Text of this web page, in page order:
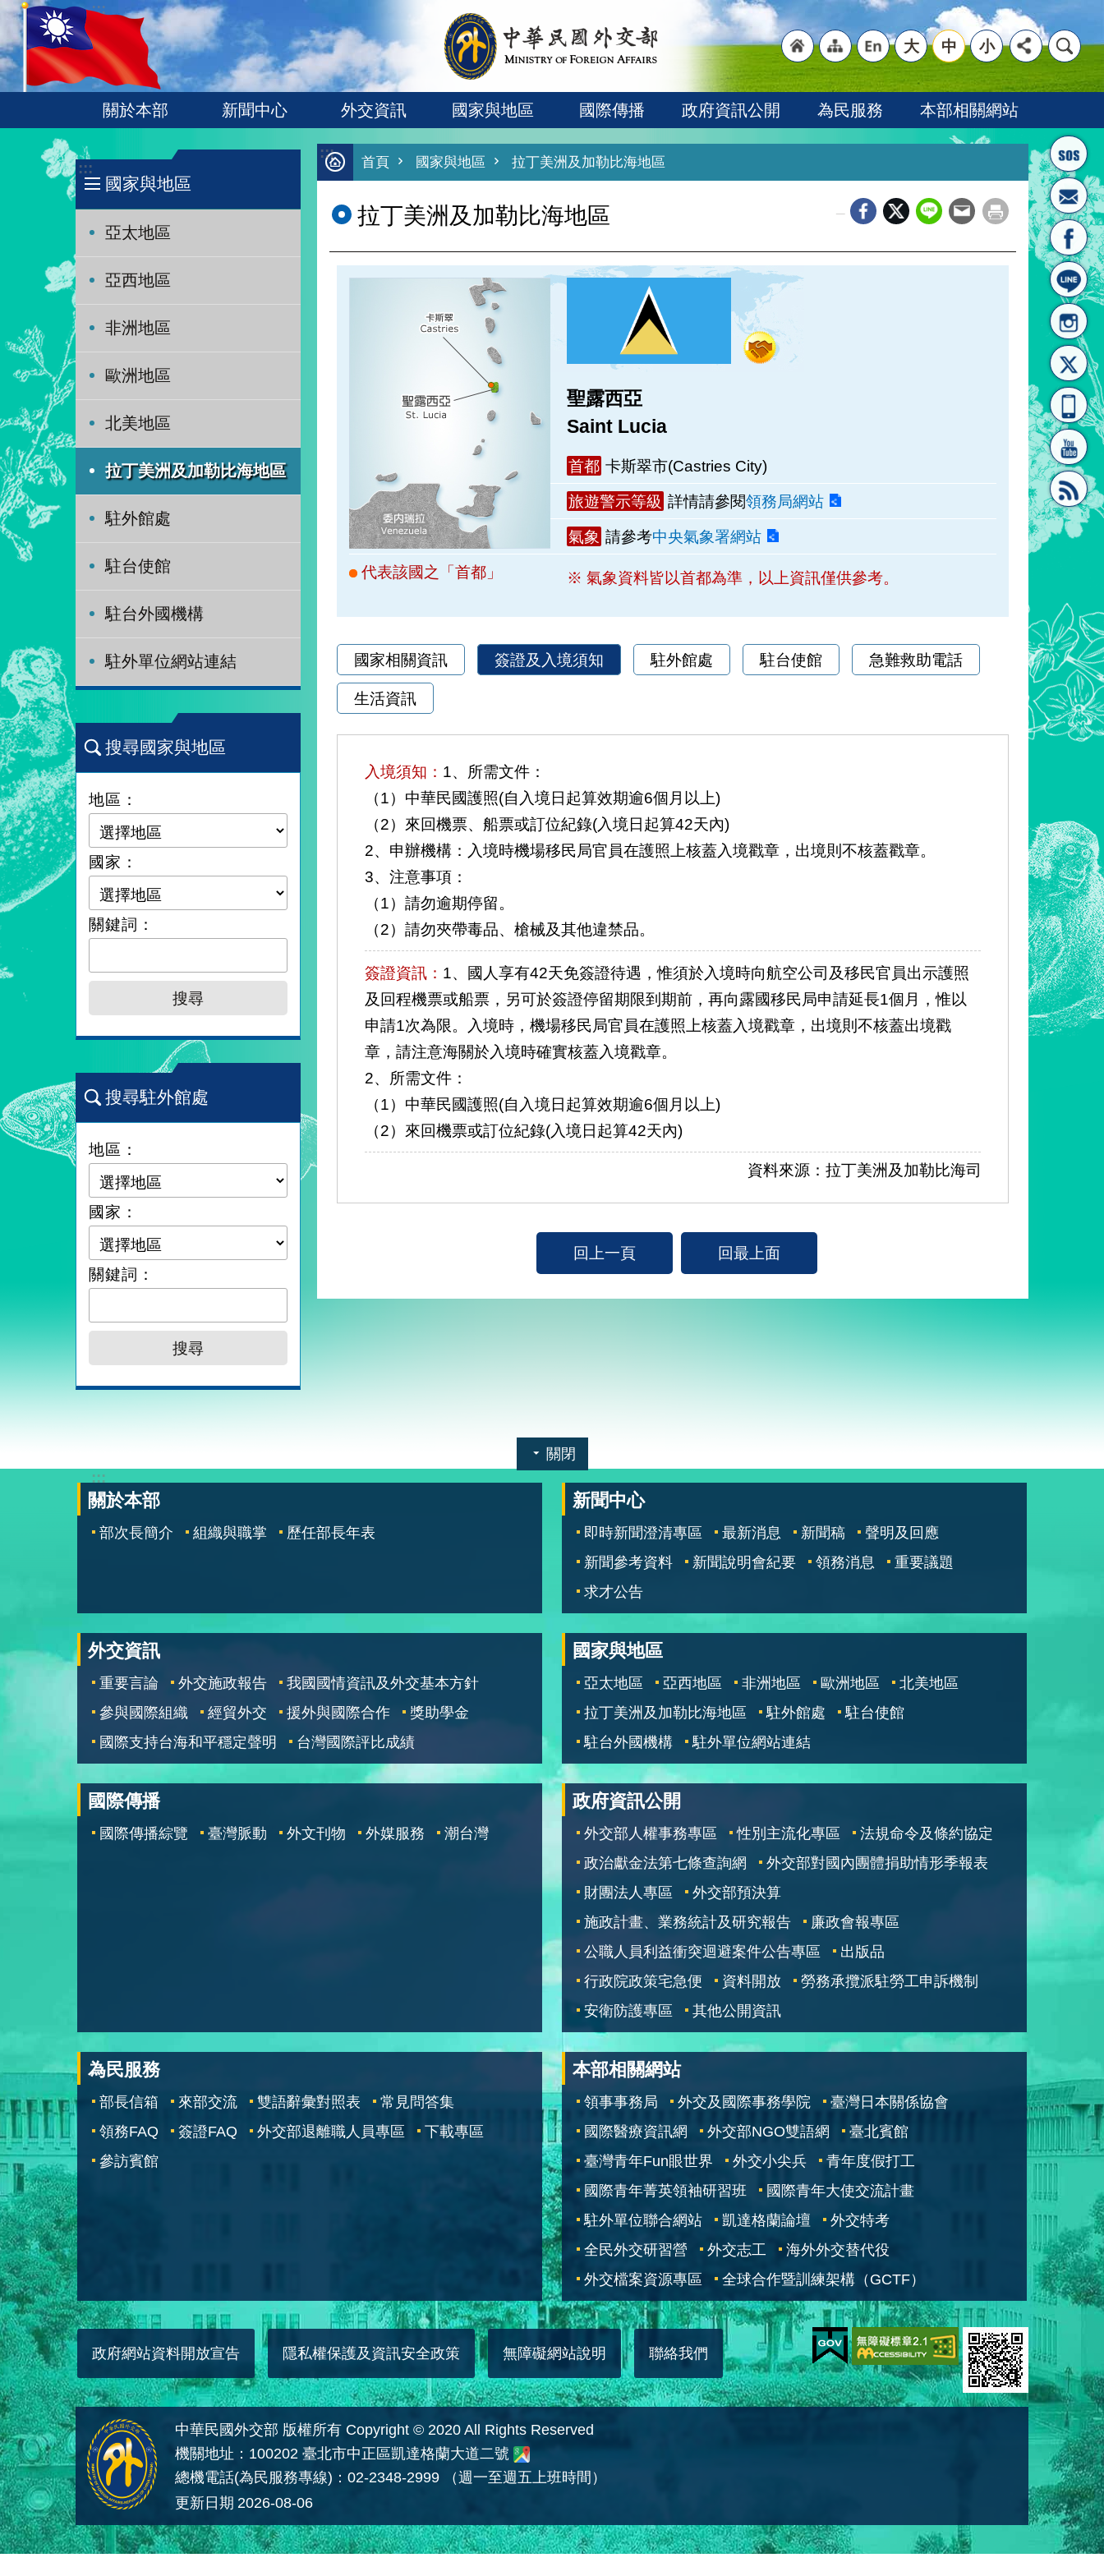
跳到主要內容區塊
:::
首頁
"網
站導
"英
文語
大 中 小
關於本部 新聞中心 外交資訊 國家與地區 國際傳播 政府資訊公開 為民服務 本部相關網站
:::
國家與地區
亞太地區
亞西地區
非洲地區
歐洲地區
北美地區
拉丁美洲及加勒比海地區
駐外館處
駐台使館
駐台外國機構
駐外單位網站連結
搜尋國家與地區
地區：
國家：
關鍵詞：
搜尋駐外館處
地區：
國家：
關鍵詞：
:::
首頁 國家與地區 拉丁美洲及加勒比海地區
拉丁美洲及加勒比海地區
代表該國之「首都」
聖露西亞
Saint Lucia
首都 卡斯翠市(Castries City)
旅遊警示等級 詳情請參閱領務局網站
氣象 請參考中央氣象署網站
※ 氣象資料皆以首都為準，以上資訊僅供參考。
國家相關資訊 簽證及入境須知 駐外館處 駐台使館 急難救助電話
生活資訊
入境須知： 1、所需文件：
（1）中華民國護照(自入境日起算效期逾6個月以上)
（2）來回機票、船票或訂位紀錄(入境日起算42天內)
2、申辦機構：入境時機場移民局官員在護照上核蓋入境戳章，出境則不核蓋戳章。
3、注意事項：
（1）請勿逾期停留。
（2）請勿夾帶毒品、槍械及其他違禁品。
簽證資訊： 1、國人享有42天免簽證待遇，惟須於入境時向航空公司及移民官員出示護照
及回程機票或船票，另可於簽證停留期限到期前，再向露國移民局申請延長1個月，惟以
申請1次為限。入境時，機場移民局官員在護照上核蓋入境戳章，出境則不核蓋出境戳
章，請注意海關於入境時確實核蓋入境戳章。
2、所需文件：
（1）中華民國護照(自入境日起算效期逾6個月以上)
（2）來回機票或訂位紀錄(入境日起算42天內)
資料來源：拉丁美洲及加勒比海司
回上一頁 回最上面
關閉
:::
關於本部
部次長簡介 組織與職掌 歷任部長年表
新聞中心
即時新聞澄清專區 最新消息 新聞稿
聲明及回應
新聞參考資料
新聞說明會紀要 領務消息
重要議題
求才公告
外交資訊
重要言論 外交施政報告
我國國情資訊及外交基本方針
參與國際組織
經貿外交 援外與國際合作
獎助學金
國際支持台海和平穩定聲明
台灣國際評比成績
國家與地區
亞太地區 亞西地區 非洲地區 歐洲地區
北美地區
拉丁美洲及加勒比海地區
駐外館處
駐台使館
駐台外國機構
駐外單位網站連結
國際傳播
國際傳播綜覽 臺灣脈動 外文刊物 外媒服務 潮台灣
政府資訊公開
外交部人權事務專區 性別主流化專區
法規命令及條約協定
政治獻金法第七條查詢網
外交部對國內團體捐助情形季報表
財團法人專區
外交部預決算
施政計畫、業務統計及研究報告
廉政會報專區
公職人員利益衝突迴避案件公告專區
出版品
行政院政策宅急便
資料開放
勞務承攬派駐勞工申訴機制
安衛防護專區
其他公開資訊
為民服務
部長信箱 來部交流 雙語辭彙對照表
常見問答集
領務FAQ
簽證FAQ 外交部退離職人員專區
下載專區
參訪賓館
本部相關網站
領事事務局 外交及國際事務學院
臺灣日本關係協會
國際醫療資訊網
外交部NGO雙語網
臺北賓館
臺灣青年Fun眼世界
外交小尖兵
青年度假打工
國際青年菁英領袖研習班
國際青年大使交流計畫
駐外單位聯合網站
凱達格蘭論壇
外交特考
全民外交研習營
外交志工
海外外交替代役
外交檔案資源專區
全球合作暨訓練架構（GCTF）
政府網站資料開放宣告 隱私權保護及資訊安全政策 無障礙網站說明 聯絡我們
中華民國外交部 版權所有 Copyright © 2020 All Rights Reserved
機關地址：100202 臺北市中正區凱達格蘭大道二號
總機電話(為民服務專線)：02-2348-2999 （週一至週五上班時間）
更新日期 2026-08-06